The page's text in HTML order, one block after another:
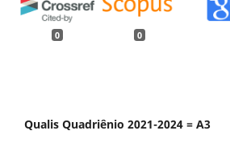
0 0
Qualis Quadriênio 2021-2024 = A3